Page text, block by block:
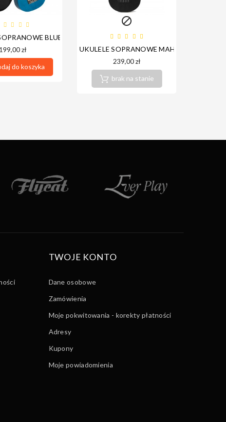
BLUE - CASCHA HH3962
199,00 zł
do koszyka

UKULELE SOPRANOWE MAHILELE 3.0+
239,00 zł
brak na stanie
TWOJE KONTO
Dane osobowe
Zamówienia
Moje pokwitowania - korekty płatności
Adresy
Kupony
Moje powiadomienia